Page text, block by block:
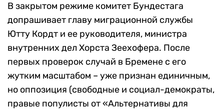
В закрытом режиме комитет Бундестага
допрашивает главу миграционной службы
Ютту Кордт и ее руководителя, министра
внутренних дел Хорста Зеехофера. После
первых проверок случай в Бремене с его
жутким масштабом – уже признан единичным,
но оппозиция (свободные и социал-демократы,
правые популисты от «Альтернативы для